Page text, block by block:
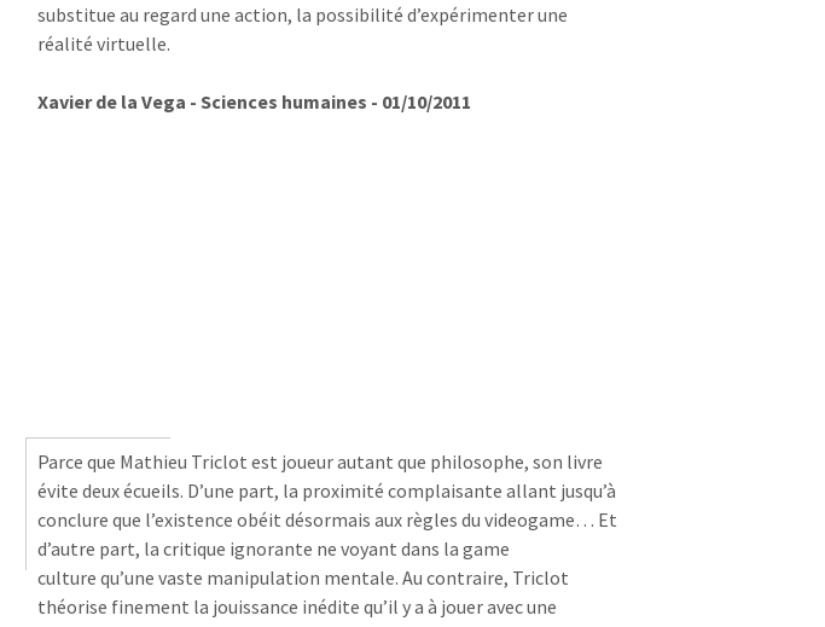
substitue au regard une action, la possibilité d’expérimenter une
réalité virtuelle.
Xavier de la Vega - Sciences humaines - 01/10/2011
Parce que Mathieu Triclot est joueur autant que philosophe, son livre
évite deux écueils. D’une part, la proximité complaisante allant jusqu’à
conclure que l’existence obéit désormais aux règles du videogame… Et
d’autre part, la critique ignorante ne voyant dans la game
culture qu’une vaste manipulation mentale. Au contraire, Triclot
théorise finement la jouissance inédite qu’il y a à jouer avec une